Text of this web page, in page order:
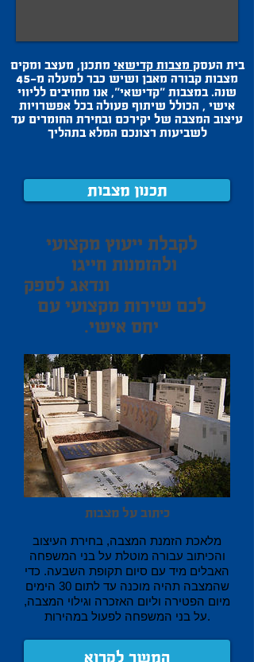
בית העסק מצבות קדישאי מתכנן, מעצב ומקים
מצבות קבורה מאבן ושיש כבר למעלה מ-45
שנה. במצבות "קדישאי", אנו מחויבים לליווי
אישי , הכולל שיתוף פעולה בכל אפשרויות
עיצוב המצבה של יקירכם ובחירת החומרים עד
לשביעות רצונכם המלא בתהליך
תכנון מצבות
לקבלת ייעוץ מקצועי
ולהזמנות חייגו
ונדאג לספק
לכם שירות מקצועי עם
יחס אישי.
כיתוב על מצבות
מלאכת הזמנת המצבה, בחירת העיצוב
והכיתוב עבורה מוטלת על בני המשפחה
האבלים מיד עם סיום תקופת השבעה. כדי
שהמצבה תהיה מוכנה עד לתום 30 הימים
מיום הפטירה וליום האזכרה וגילוי המצבה,
על בני המשפחה לפעול במהירות.
המשך לקרוא